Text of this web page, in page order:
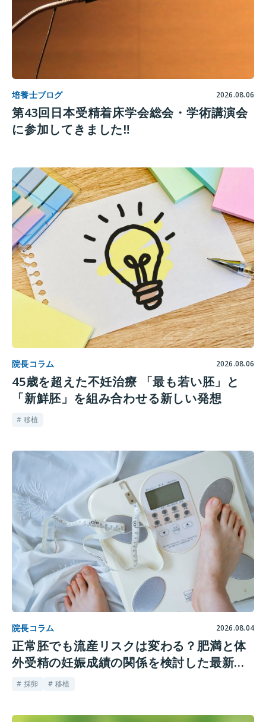
培養士ブログ 2026.08.06
第43回日本受精着床学会総会・学術講演会
に参加してきました‼
院長コラム 2026.08.06
45歳を超えた不妊治療 「最も若い胚」と
「新鮮胚」を組み合わせる新しい発想
# 移植
院長コラム 2026.08.04
正常胚でも流産リスクは変わる？肥満と体
外受精の妊娠成績の関係を検討した最新研
究
# 採卵 # 移植